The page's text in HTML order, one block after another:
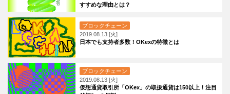
すすめな理由とは？
ブロックチェーン
2019.08.13 [火]
日本でも支持者多数！OKexの特徴とは
ブロックチェーン
2019.08.13 [火]
仮想通貨取引所「OKex」の取扱通貨は150以上！注目